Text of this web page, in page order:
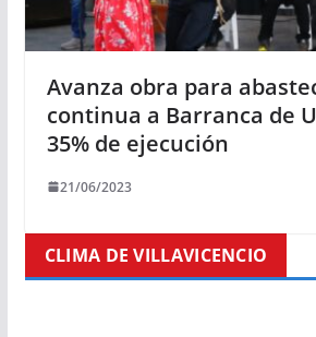
Avanza obra para
continua a Barranca de
35% de ejecución
21/06/2023
CLIMA DE VILLAVICENCIO